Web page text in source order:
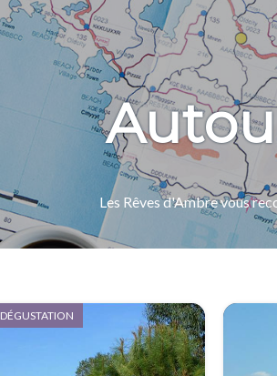
Les Rêves d'Ambre vous
DÉGUSTATION